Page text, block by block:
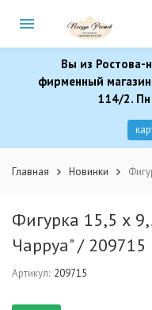
Вы из Ростова-
фирменный
114/2.
Главная Новинки
Фигурка 15,5 х
Чарруа" / 209715
Артикул: 209715